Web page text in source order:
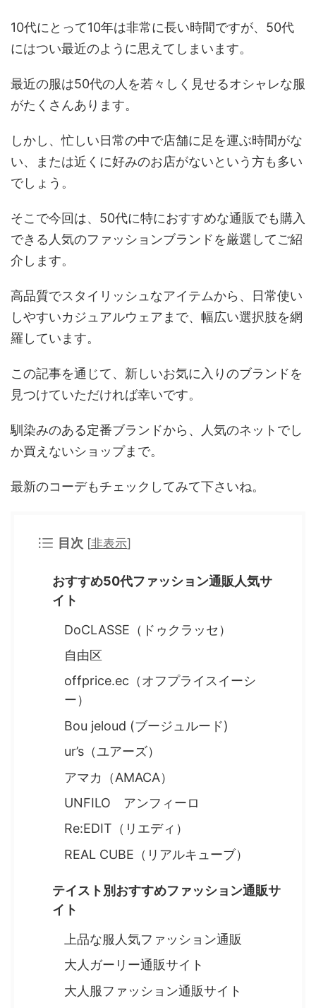
10代にとって10年は非常に長い時間ですが、50代
にはつい最近のように思えてしまいます。
最近の服は50代の人を若々しく見せるオシャレな服
がたくさんあります。
しかし、忙しい日常の中で店舗に足を運ぶ時間がな
い、または近くに好みのお店がないという方も多い
でしょう。
そこで今回は、50代に特におすすめな通販でも購入
できる人気のファッションブランドを厳選してご紹
介します。
高品質でスタイリッシュなアイテムから、日常使い
しやすいカジュアルウェアまで、幅広い選択肢を網
羅しています。
この記事を通じて、新しいお気に入りのブランドを
見つけていただければ幸いです。
馴染みのある定番ブランドから、人気のネットでし
か買えないショップまで。
最新のコーデもチェックしてみて下さいね。
目次 [非表示]
おすすめ50代ファッション通販人気サ
イト
DoCLASSE（ドゥクラッセ）
自由区
offprice.ec（オフプライスイーシ
ー）
Bou jeloud (ブージュルード)
ur’s（ユアーズ）
アマカ（AMACA）
UNFILO アンフィーロ
Re:EDIT（リエディ）
REAL CUBE（リアルキューブ）
テイスト別おすすめファッション通販サ
イト
上品な服人気ファッション通販
大人ガーリー通販サイト
大人服ファッション通販サイト